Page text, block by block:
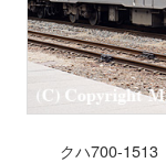
クハ700-